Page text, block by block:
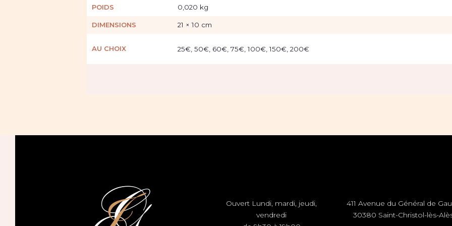
POIDS 0,020 kg
DIMENSIONS 21 × 10 cm
AU CHOIX 25€, 50€, 60€, 75€, 100€, 150€, 200€
Ouvert Lundi, mardi, jeudi,
vendredi
411 Avenue du Général de
30380 Saint-Christol-lès-